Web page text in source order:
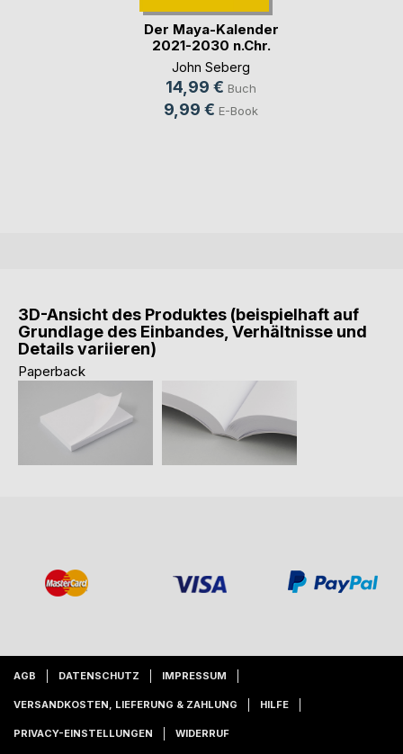
Der Maya-Kalender
2021-2030 n.Chr.
John Seberg
14,99 € Buch
9,99 € E-Book
3D-Ansicht des Produktes (beispielhaft auf
Grundlage des Einbandes, Verhältnisse und
Details variieren)
Paperback
AGB DATENSCHUTZ IMPRESSUM
VERSANDKOSTEN, LIEFERUNG & ZAHLUNG HILFE
PRIVACY-EINSTELLUNGEN WIDERRUF